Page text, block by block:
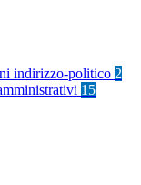
indirizzo-politico 2
15